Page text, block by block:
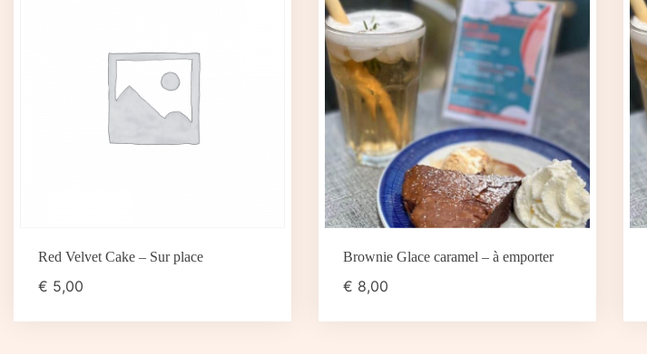
Red Velvet Cake – Sur place
€ 5,00
Brownie Glace caramel – à emporter
€ 8,00